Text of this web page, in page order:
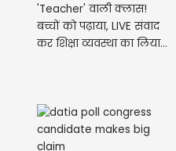
'Teacher' वाली क्लास!
बच्चों को पढ़ाया, LIVE संवाद
कर शिक्षा व्यवस्था का लिया...